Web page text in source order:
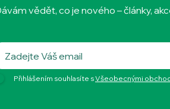
vědět, co je nového – články,
Přihlášením souhlasíte sVšeobecnými